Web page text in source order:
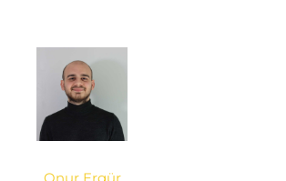
Onur Ergür